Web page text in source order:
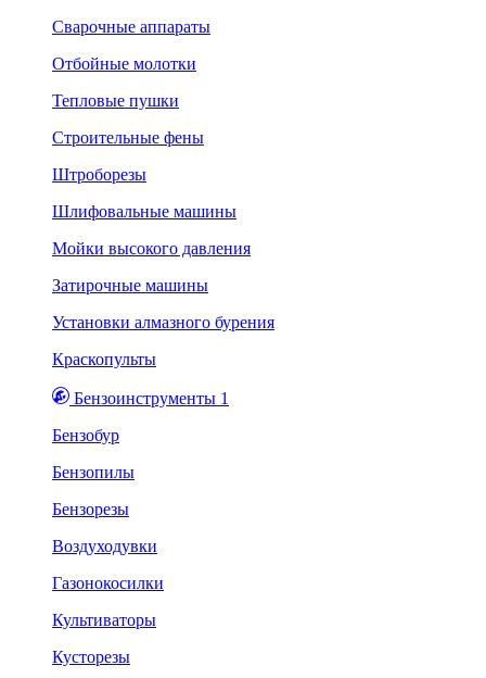
Сварочные аппараты
Отбойные молотки
Тепловые пушки
Строительные фены
Штроборезы
Шлифовальные машины
Мойки высокого давления
Затирочные машины
Установки алмазного бурения
Краскопульты
Бензоинструменты 1
Бензобур
Бензопилы
Бензорезы
Воздуходувки
Газонокосилки
Культиваторы
Кусторезы